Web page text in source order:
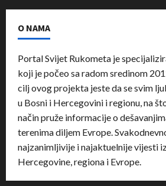
O NAMA
Portal Svijet Rukometa je
koji je počeo sa radom sredinom
cilj ovog projekta jeste da se svim
u Bosni i Hercegovini i regionu, na
način pruže informacije o
terenima diljem Evrope.
najzanimljivije i najaktuelnije vijesti
Hercegovine, regiona i Evrope.